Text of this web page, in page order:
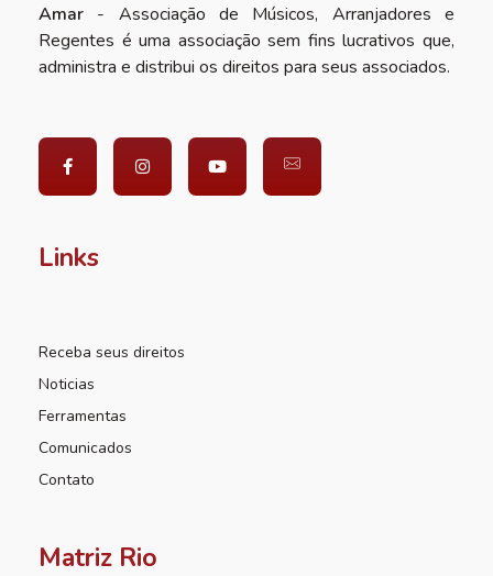
Amar - Associação de Músicos, Arranjadores e
Regentes é uma associação sem fins lucrativos que,
administra e distribui os direitos para seus associados.
Links
Receba seus direitos
Noticias
Ferramentas
Comunicados
Contato
Matriz Rio